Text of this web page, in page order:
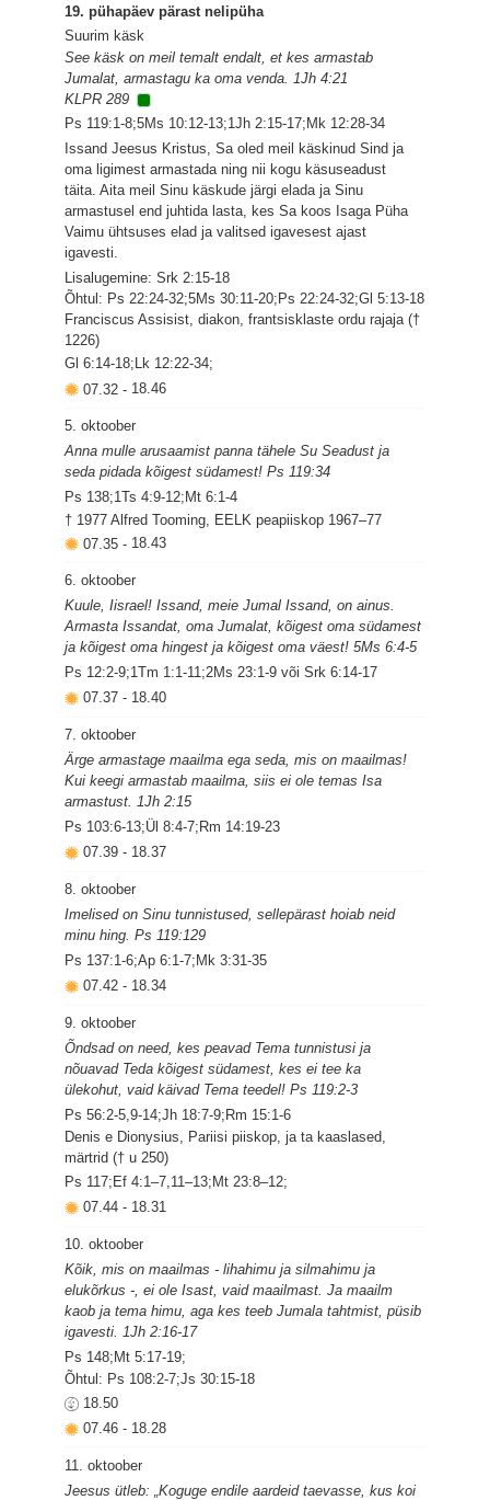
19. pühapäev pärast nelipüha
Suurim käsk
See käsk on meil temalt endalt, et kes armastab
Jumalat, armastagu ka oma venda. 1Jh 4:21
KLPR 289
Ps 119:1-8;5Ms 10:12-13;1Jh 2:15-17;Mk 12:28-34
Issand Jeesus Kristus, Sa oled meil käskinud Sind ja
oma ligimest armastada ning nii kogu käsuseadust
täita. Aita meil Sinu käskude järgi elada ja Sinu
armastusel end juhtida lasta, kes Sa koos Isaga Püha
Vaimu ühtsuses elad ja valitsed igavesest ajast
igavesti.
Lisalugemine: Srk 2:15-18
Õhtul: Ps 22:24-32;5Ms 30:11-20;Ps 22:24-32;Gl 5:13-18
Franciscus Assisist, diakon, frantsisklaste ordu rajaja (†
1226)
Gl 6:14-18;Lk 12:22-34;
07.32- 18.46
5. oktoober
Anna mulle arusaamist panna tähele Su Seadust ja
seda pidada kõigest südamest! Ps 119:34
Ps 138;1Ts 4:9-12;Mt 6:1-4
† 1977 Alfred Tooming, EELK peapiiskop 1967–77
07.35- 18.43
6. oktoober
Kuule, Iisrael! Issand, meie Jumal Issand, on ainus.
Armasta Issandat, oma Jumalat, kõigest oma südamest
ja kõigest oma hingest ja kõigest oma väest! 5Ms 6:4-5
Ps 12:2-9;1Tm 1:1-11;2Ms 23:1-9 või Srk 6:14-17
07.37- 18.40
7. oktoober
Ärge armastage maailma ega seda, mis on maailmas!
Kui keegi armastab maailma, siis ei ole temas Isa
armastust. 1Jh 2:15
Ps 103:6-13;Ül 8:4-7;Rm 14:19-23
07.39- 18.37
8. oktoober
Imelised on Sinu tunnistused, sellepärast hoiab neid
minu hing. Ps 119:129
Ps 137:1-6;Ap 6:1-7;Mk 3:31-35
07.42- 18.34
9. oktoober
Õndsad on need, kes peavad Tema tunnistusi ja
nõuavad Teda kõigest südamest, kes ei tee ka
ülekohut, vaid käivad Tema teedel! Ps 119:2-3
Ps 56:2-5,9-14;Jh 18:7-9;Rm 15:1-6
Denis e Dionysius, Pariisi piiskop, ja ta kaaslased,
märtrid († u 250)
Ps 117;Ef 4:1–7,11–13;Mt 23:8–12;
07.44- 18.31
10. oktoober
Kõik, mis on maailmas - lihahimu ja silmahimu ja
elukõrkus -, ei ole Isast, vaid maailmast. Ja maailm
kaob ja tema himu, aga kes teeb Jumala tahtmist, püsib
igavesti. 1Jh 2:16-17
Ps 148;Mt 5:17-19;
Õhtul: Ps 108:2-7;Js 30:15-18
18.50
07.46- 18.28
11. oktoober
Jeesus ütleb: „Koguge endile aardeid taevasse, kus koi